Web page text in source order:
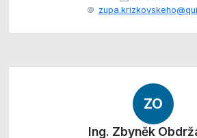
ZO
Ing. Zbyněk